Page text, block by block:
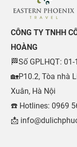
CÔNG TY TNHH
HOÀNG
🏁Số GPLHQT:
🏡P10.2, Tòa nhà
Xuân, Hà Nội
☎️ Hotlines: 0969
📩